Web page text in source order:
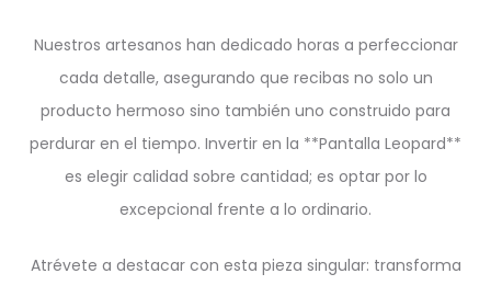
Nuestros artesanos han dedicado horas a perfeccionar
cada detalle, asegurando que recibas no solo un
producto hermoso sino también uno construido para
perdurar en el tiempo. Invertir en la **Pantalla Leopard**
es elegir calidad sobre cantidad; es optar por lo
excepcional frente a lo ordinario.
Atrévete a destacar con esta pieza singular: transforma